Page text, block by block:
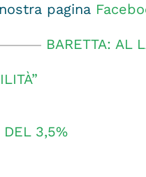
pagina
BARETTA: AL
DEL 3,5%